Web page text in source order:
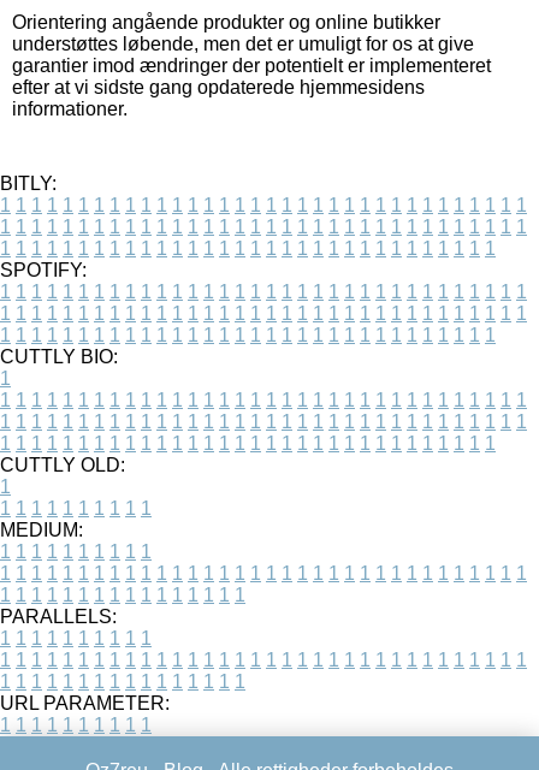
Orientering angående produkter og online butikker
understøttes løbende, men det er umuligt for os at give
garantier imod ændringer der potentielt er implementeret
efter at vi sidste gang opdaterede hjemmesidens
informationer.
BITLY:
1 1 1 1 1 1 1 1 1 1 1 1 1 1 1 1 1 1 1 1 1 1 1 1 1 1 1 1 1 1 1 1 1 1
1 1 1 1 1 1 1 1 1 1 1 1 1 1 1 1 1 1 1 1 1 1 1 1 1 1 1 1 1 1 1 1 1 1
1 1 1 1 1 1 1 1 1 1 1 1 1 1 1 1 1 1 1 1 1 1 1 1 1 1 1 1 1 1 1 1
SPOTIFY:
1 1 1 1 1 1 1 1 1 1 1 1 1 1 1 1 1 1 1 1 1 1 1 1 1 1 1 1 1 1 1 1 1 1
1 1 1 1 1 1 1 1 1 1 1 1 1 1 1 1 1 1 1 1 1 1 1 1 1 1 1 1 1 1 1 1 1 1
1 1 1 1 1 1 1 1 1 1 1 1 1 1 1 1 1 1 1 1 1 1 1 1 1 1 1 1 1 1 1 1
CUTTLY BIO:
1
1 1 1 1 1 1 1 1 1 1 1 1 1 1 1 1 1 1 1 1 1 1 1 1 1 1 1 1 1 1 1 1 1 1
1 1 1 1 1 1 1 1 1 1 1 1 1 1 1 1 1 1 1 1 1 1 1 1 1 1 1 1 1 1 1 1 1 1
1 1 1 1 1 1 1 1 1 1 1 1 1 1 1 1 1 1 1 1 1 1 1 1 1 1 1 1 1 1 1 1
CUTTLY OLD:
1
1 1 1 1 1 1 1 1 1 1
MEDIUM:
1 1 1 1 1 1 1 1 1 1
1 1 1 1 1 1 1 1 1 1 1 1 1 1 1 1 1 1 1 1 1 1 1 1 1 1 1 1 1 1 1 1 1 1
1 1 1 1 1 1 1 1 1 1 1 1 1 1 1 1
PARALLELS:
1 1 1 1 1 1 1 1 1 1
1 1 1 1 1 1 1 1 1 1 1 1 1 1 1 1 1 1 1 1 1 1 1 1 1 1 1 1 1 1 1 1 1 1
1 1 1 1 1 1 1 1 1 1 1 1 1 1 1 1
URL PARAMETER:
1 1 1 1 1 1 1 1 1 1